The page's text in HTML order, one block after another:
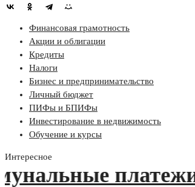
Финансовая грамотность
Акции и облигации
Кредиты
Налоги
Бизнес и предпринимательство
Личный бюджет
ПИФы и БПИФы
Инвестирование в недвижимость
Обучение и курсы
Интересное
платежи